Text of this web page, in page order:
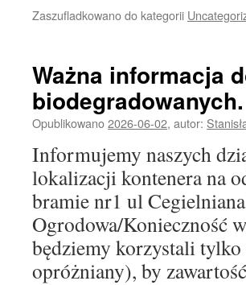
Zaszufladkowano do kategorii
Ważna informacja
biodegradowanych.
Opublikowano2026-06-02, autor:
Informujemy naszych
lokalizacji kontenera na
bramie nr1 ul
Ogrodowa/Konieczność
będziemy korzystali tylko
opróżniany), by